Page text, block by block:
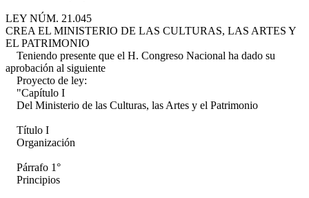
LEY NÚM. 21.045
CREA EL MINISTERIO DE LAS CULTURAS, LAS ARTES Y
EL PATRIMONIO
Teniendo presente que el H. Congreso Nacional ha dado su
aprobación al siguiente
Proyecto de ley:
"Capítulo I
Del Ministerio de las Culturas, las Artes y el Patrimonio
Título I
Organización
Párrafo 1°
Principios